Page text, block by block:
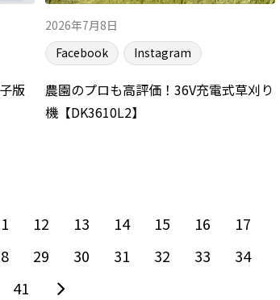
版
2026年7月8日
Facebook
Instagram
農園のプロも高評価！36V充電式草刈り
機【DK3610L2】
12 13 14 15 16
17
29 30 31 32 33
34
41